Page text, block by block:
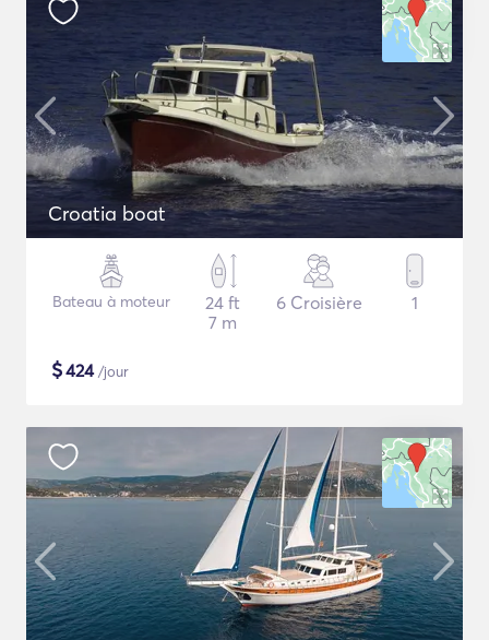
Croatia boat
Bateau à moteur
24 ft
7 m
6 Croisière 1
$424/jour